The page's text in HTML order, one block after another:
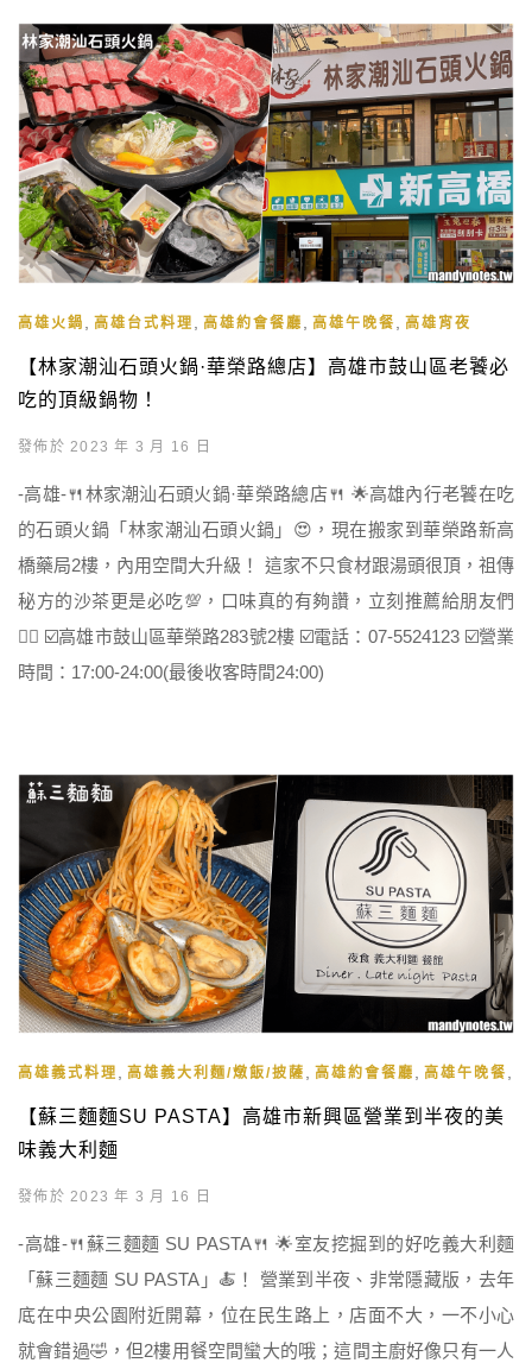
高雄火鍋 高雄台式料理 高雄約會餐廳 高雄午晚餐 高雄宵夜
【林家潮汕石頭火鍋·華榮路總店】高雄市鼓山區老饕必
吃的頂級鍋物！
發佈於 2023 年 3 月 16 日
-高雄-🍴林家潮汕石頭火鍋·華榮路總店🍴 🌟高雄內行老饕在吃
的石頭火鍋「林家潮汕石頭火鍋」😍，現在搬家到華榮路新高
橋藥局2樓，內用空間大升級！ 這家不只食材跟湯頭很頂，祖傳
秘方的沙茶更是必吃💯，口味真的有夠讚，立刻推薦給朋友們
👍🏻 ☑️高雄市鼓山區華榮路283號2樓 ☑️電話：07-5524123 ☑️營業
時間：17:00-24:00(最後收客時間24:00)
高雄義式料理 , 高雄義大利麵/燉飯/披薩 , 高雄約會餐廳 , 高雄午晚餐 ,
【蘇三麵麵SU PASTA】高雄市新興區營業到半夜的美
味義大利麵
發佈於 2023 年 3 月 16 日
-高雄-🍴蘇三麵麵 SU PASTA🍴 🌟室友挖掘到的好吃義大利麵
「蘇三麵麵 SU PASTA」🍝！ 營業到半夜、非常隱藏版，去年
底在中央公園附近開幕，位在民生路上，店面不大，一不小心
就會錯過🤣，但2樓用餐空間蠻大的哦；這間主廚好像只有一人